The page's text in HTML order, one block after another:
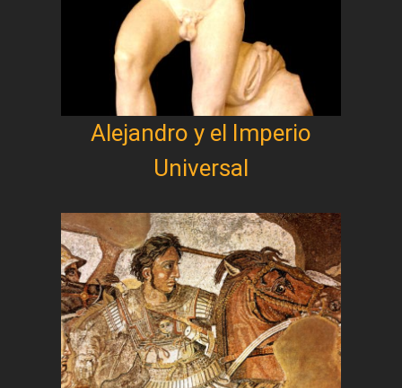
Alejandro y el Imperio
Universal